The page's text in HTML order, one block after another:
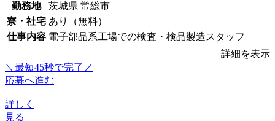
勤務地
茨城県 常総市
寮・社宅 あり（無料）
仕事内容 電子部品系工場での検査・検品製造スタッフ
詳細を表示
＼最短45秒で完了／
応募へ進む
詳しく
見る